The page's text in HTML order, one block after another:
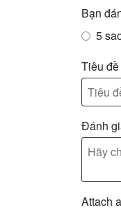
Bạn
5
Tiêu đề
Đánh
Attach